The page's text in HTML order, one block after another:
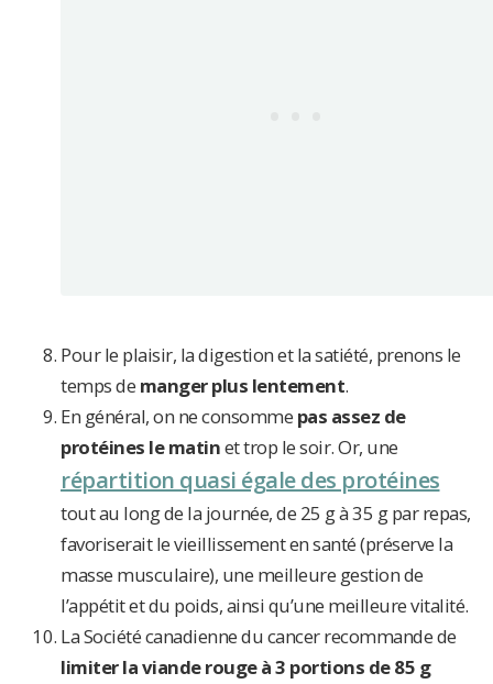
Pour le plaisir, la digestion et la satiété, prenons le
temps de manger plus lentement.
En général, on ne consomme pas assez de
protéines le matinet trop le soir. Or, une
répartition quasi égale des protéines
tout au long de la journée, de 25 g à 35 g par repas,
favoriserait le vieillissement en santé (préserve la
masse musculaire), une meilleure gestion de
l’appétit et du poids, ainsi qu’une meilleure vitalité.
La Société canadienne du cancer recommande de
limiter la viande rouge à 3 portions de 85 g